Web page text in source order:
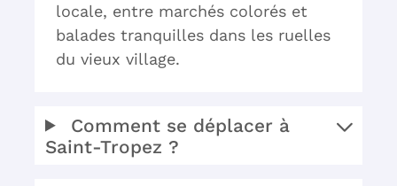
locale, entre marchés colorés et
balades tranquilles dans les ruelles
du vieux village.
Comment se déplacer à
Saint-Tropez ?